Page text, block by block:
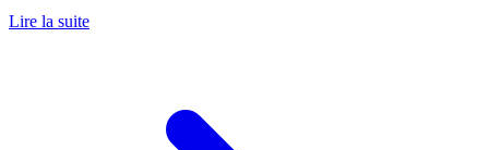
Lire la suite